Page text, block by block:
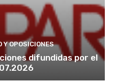
Y OPOSICIONES
difundidas por el